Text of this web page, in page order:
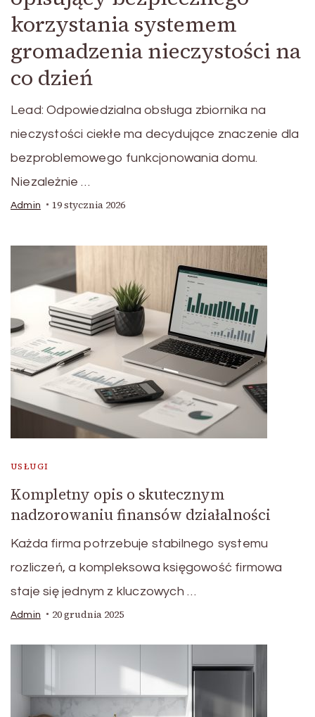
korzystania systemem
gromadzenia nieczystości na
co dzień
Lead: Odpowiedzialna obsługa zbiornika na
nieczystości ciekłe ma decydujące znaczenie dla
bezproblemowego funkcjonowania domu.
Niezależnie …
Admin 19 stycznia 2026
USŁUGI
Kompletny opis o skutecznym
nadzorowaniu finansów działalności
Każda firma potrzebuje stabilnego systemu
rozliczeń, a kompleksowa księgowość firmowa
staje się jednym z kluczowych …
Admin 20 grudnia 2025